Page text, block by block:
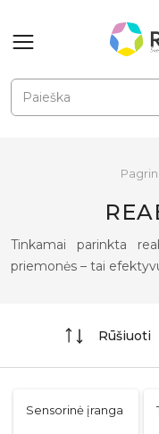
Tinkamai parinkta
priemonės – tai
Rūšiuoti
Sensorinė įranga